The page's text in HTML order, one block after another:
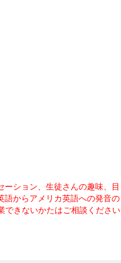
ーション、生徒さんの趣味、目
語からアメリカ英語への発音の
できないかたはご相談ください